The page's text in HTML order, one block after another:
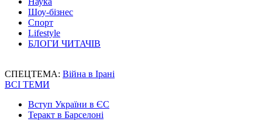
Шоу-бізнес
Спорт
Lifestyle
БЛОГИ ЧИТАЧІВ
СПЕЦТЕМА: Війна в Ірані
ВСІ ТЕМИ
Вступ України в ЄС
Теракт в Барселоні